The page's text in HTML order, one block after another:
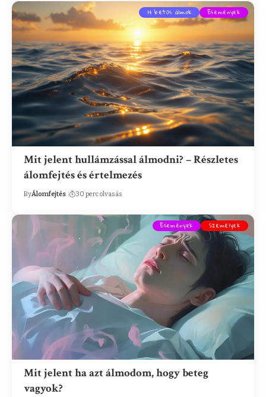
H betűs álmok Események
Mit jelent hullámzással álmodni? – Részletes
álomfejtés és értelmezés
ByÁlomfejtés 30 perc olvasás
Események Személyek
Mit jelent ha azt álmodom, hogy beteg
vagyok?